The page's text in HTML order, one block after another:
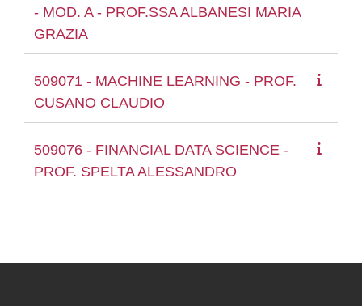
- MOD. A - PROF.SSA ALBANESI MARIA
GRAZIA
509071 - MACHINE LEARNING - PROF.
CUSANO CLAUDIO
509076 - FINANCIAL DATA SCIENCE -
PROF. SPELTA ALESSANDRO